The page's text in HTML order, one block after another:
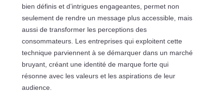
bien définis et d’intrigues engageantes, permet non
seulement de rendre un message plus accessible, mais
aussi de transformer les perceptions des
consommateurs. Les entreprises qui exploitent cette
technique parviennent à se démarquer dans un marché
bruyant, créant une identité de marque forte qui
résonne avec les valeurs et les aspirations de leur
audience.